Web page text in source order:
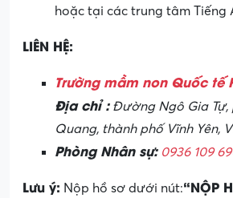
hoặc tại các trung tâm Tiếng
LIÊN HỆ:
Trường mầm non Quốc tế
Địa chỉ :Đường Ngô Gia Tự,
Quang, thành phố Vĩnh Yên,
Phòng Nhân sự: 0936 109
Lưu ý: Nộp hồ sơ dưới nút:“NỘP